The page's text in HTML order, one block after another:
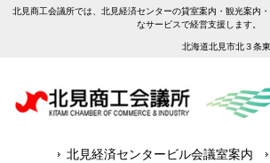
北見商工会議所では、北見経済センターの貸室案内・観光案内
なサービスで経営支援します。
北海道北見市北３条
北見経済センタービル会議室案内